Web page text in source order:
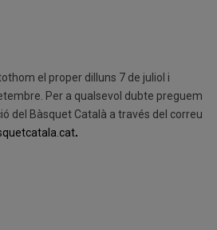
el proper dilluns 7 de juliol i
Per a qualsevol dubte preguem
del Bàsquet Català a través del correu
.